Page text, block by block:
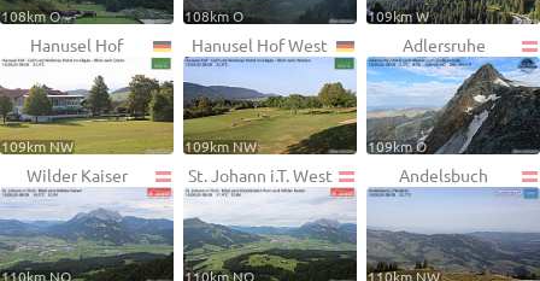
108km O 108km O 109km W
Hanusel Hof
109km NW
Hanusel Hof West
109km NW
Adlersruhe
109km O
Wilder Kaiser
110km NO
St. Johann i.T. West
110km NO
Andelsbuch
110km NW